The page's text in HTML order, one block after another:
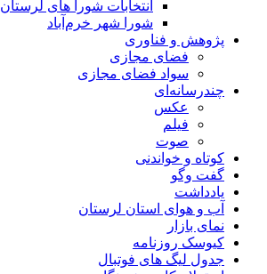
انتخابات شورا های لرستان
شورا شهر خرم‌آباد
پژوهش و فناوری
فضای مجازی
سواد فضای مجازی
چندرسانه‌ای
عكس
فیلم
صوت
کوتاه و خواندنی
گفت وگو
یادداشت
آب و هوای استان لرستان
نمای بازار
کیوسک روزنامه
جدول لیگ های فوتبال